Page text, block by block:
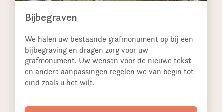
Bijbegraven
We halen uw bestaande grafmonument op bij een
bijbegraving en dragen zorg voor uw
grafmonument. Uw wensen voor de nieuwe tekst
en andere aanpassingen regelen we van begin tot
eind zoals u het wilt.